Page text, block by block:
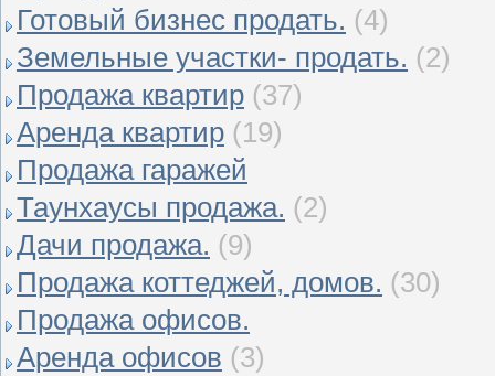
Готовый бизнес продать. (4)
Земельные участки- продать. (2)
Продажа квартир (37)
Аренда квартир (19)
Продажа гаражей
Таунхаусы продажа. (2)
Дачи продажа. (9)
Продажа коттеджей, домов. (30)
Продажа офисов.
Аренда офисов (3)